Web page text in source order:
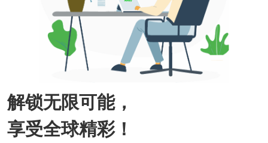
解锁无限可能，
享受全球精彩！